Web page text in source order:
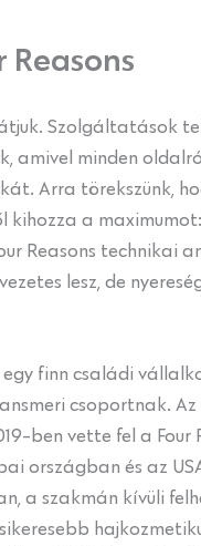
Szolgáltatások
amivel minden
Arra törekszünk,
kihozza a
Reasons technikai
lesz, de
finn családi
csoportnak.
ben vette fel a Four
országban és az
a szakmán kívüli